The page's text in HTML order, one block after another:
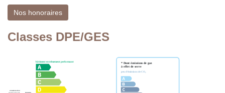
Nos honoraires
Classes DPE/GES